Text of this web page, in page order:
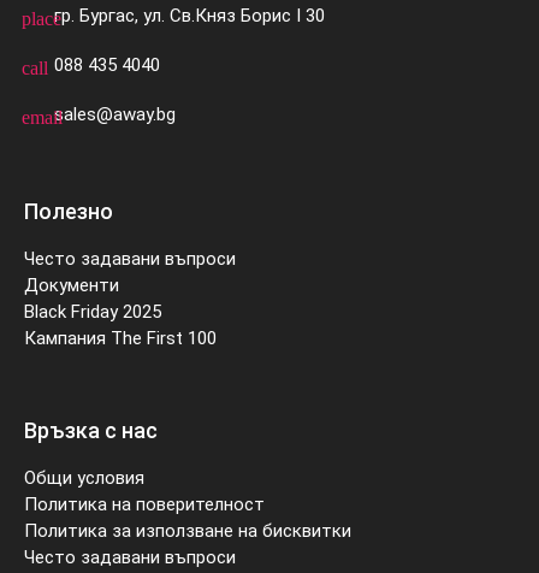
placeгр. Бургас, ул. Св.Княз Борис I 30
call 088 435 4040
emailsales@away.bg
Полезно
Често задавани въпроси
Документи
Black Friday 2025
Кампания The First 100
Връзка с нас
Общи условия
Политика на поверителност
Политика за използване на бисквитки
Често задавани въпроси